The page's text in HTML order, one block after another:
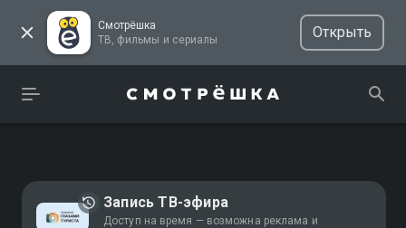
Смотрёшка
ТВ, фильмы и сериалы
Открыть
Запись ТВ-эфира
Доступ на время — возможна реклама и